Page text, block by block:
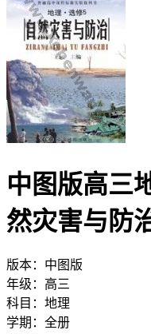
中图版高三
然灾害与防
版本： 中图版
年级： 高三
科目： 地理
学期： 全册